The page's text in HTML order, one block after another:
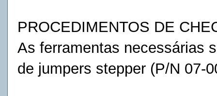
PROCEDIMENTOS DE
As ferramentas necessárias
de jumpers stepper (P/N 07-